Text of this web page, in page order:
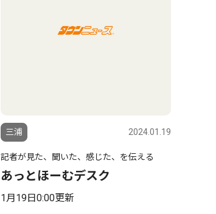
三浦 2024.01.19
記者が見た、聞いた、感じた、を伝える
あっとほーむデスク
1月19日0:00更新